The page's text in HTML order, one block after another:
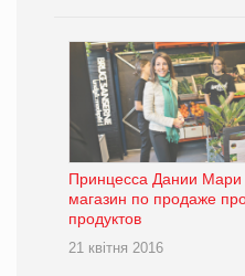
Принцесса Дании Мари
магазин по продаже
продуктов
21 квітня 2016